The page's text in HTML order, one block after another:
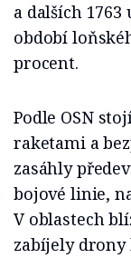
a dalších
období
procent.
Podle OSN
raketami a
zasáhly
bojové linie,
V oblastech
zabíjely